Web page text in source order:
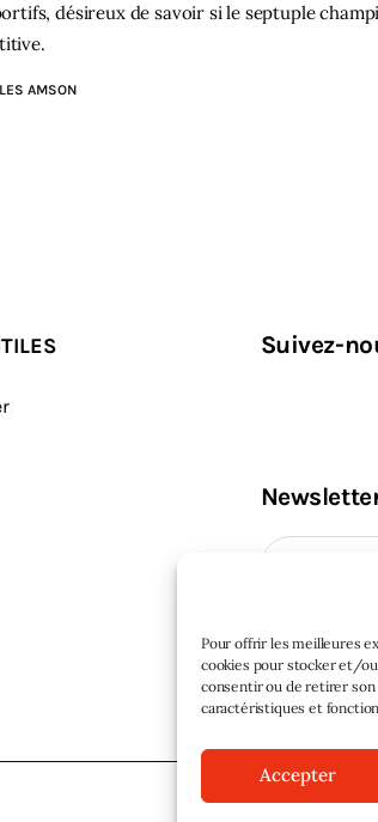
Pour offrir les meilleures
cookies pour stocker et/ou
consentir ou de retirer
caractéristiques et
Accepter
désireux de savoir si le septuple
AMSON
Suivez-